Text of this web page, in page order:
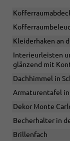
Kleiderhaken an
Interieurleisten
glänzend mit
Dachhimmel in
Armaturentafel in
Dekor Monte
Becherhalter in
Brillenfach